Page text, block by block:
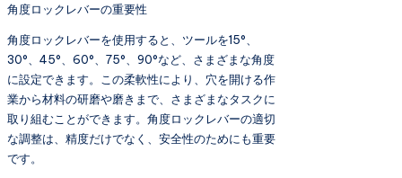
角度ロックレバーの重要性
角度ロックレバーを使用すると、ツールを15°、
30°、45°、60°、75°、90°など、さまざまな角度
に設定できます。この柔軟性により、穴を開ける作
業から材料の研磨や磨きまで、さまざまなタスクに
取り組むことができます。角度ロックレバーの適切
な調整は、精度だけでなく、安全性のためにも重要
です。